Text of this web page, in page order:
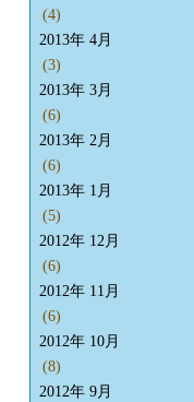
(4)
2013年 4月
(3)
2013年 3月
(6)
2013年 2月
(6)
2013年 1月
(5)
2012年 12月
(6)
2012年 11月
(6)
2012年 10月
(8)
2012年 9月